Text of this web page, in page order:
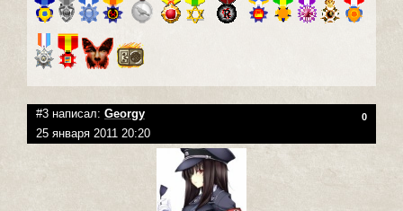
#3 написал: Georgy 0
25 января 2011 20:20